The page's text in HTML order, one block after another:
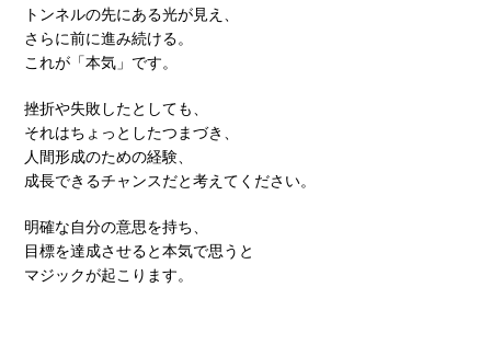
トンネルの先にある光が見え、
さらに前に進み続ける。
これが「本気」です。
挫折や失敗したとしても、
それはちょっとしたつまづき、
人間形成のための経験、
成長できるチャンスだと考えてください。
明確な自分の意思を持ち、
目標を達成させると本気で思うと
マジックが起こります。